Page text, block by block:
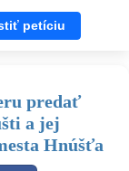
petíciu
predať
a jej
Hnúšťa